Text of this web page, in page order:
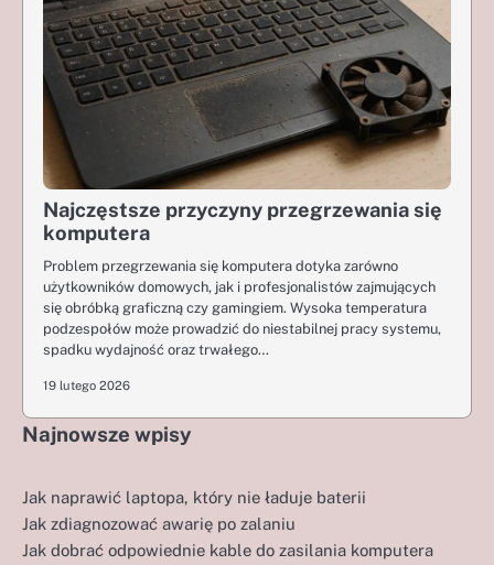
Najczęstsze przyczyny przegrzewania się
komputera
Problem przegrzewania się komputera dotyka zarówno
użytkowników domowych, jak i profesjonalistów zajmujących
się obróbką graficzną czy gamingiem. Wysoka temperatura
podzespołów może prowadzić do niestabilnej pracy systemu,
spadku wydajność oraz trwałego…
19 lutego 2026
Najnowsze wpisy
Jak naprawić laptopa, który nie ładuje baterii
Jak zdiagnozować awarię po zalaniu
Jak dobrać odpowiednie kable do zasilania komputera